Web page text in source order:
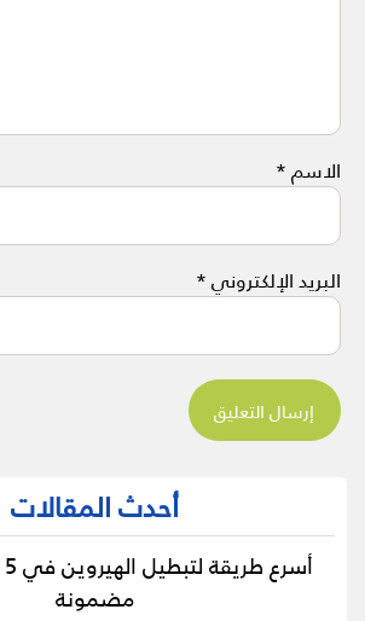
الاسم*
البريد الإلكتروني*
أحدث المقالات
مضمونة